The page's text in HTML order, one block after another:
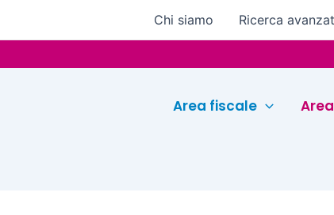
Chi siamo Ricerca
Area fiscale